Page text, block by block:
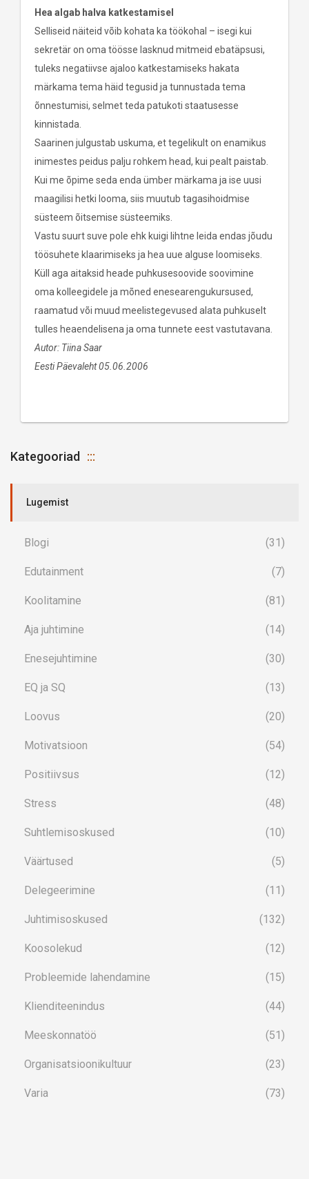
Hea algab halva katkestamisel
Selliseid näiteid võib kohata ka töökohal – isegi kui
sekretär on oma töösse lasknud mitmeid ebatäpsusi,
tuleks negatiivse ajaloo katkestamiseks hakata
märkama tema häid tegusid ja tunnustada tema
õnnestumisi, selmet teda patukoti staatusesse
kinnistada.
Saarinen julgustab uskuma, et tegelikult on enamikus
inimestes peidus palju rohkem head, kui pealt paistab.
Kui me õpime seda enda ümber märkama ja ise uusi
maagilisi hetki looma, siis muutub tagasihoidmise
süsteem õitsemise süsteemiks.
Vastu suurt suve pole ehk kuigi lihtne leida endas jõudu
töösuhete klaarimiseks ja hea uue alguse loomiseks.
Küll aga aitaksid heade puhkusesoovide soovimine
oma kolleegidele ja mõned enesearengukursused,
raamatud või muud meelistegevused alata puhkuselt
tulles heaendelisena ja oma tunnete eest vastutavana.
Autor: Tiina Saar
Eesti Päevaleht 05.06.2006
Kategooriad
Lugemist
Blogi (31)
Edutainment (7)
Koolitamine (81)
Aja juhtimine (14)
Enesejuhtimine (30)
EQ ja SQ (13)
Loovus (20)
Motivatsioon (54)
Positiivsus (12)
Stress (48)
Suhtlemisoskused (10)
Väärtused (5)
Delegeerimine (11)
Juhtimisoskused (132)
Koosolekud (12)
Probleemide lahendamine (15)
Klienditeenindus (44)
Meeskonnatöö (51)
Organisatsioonikultuur (23)
Varia (73)